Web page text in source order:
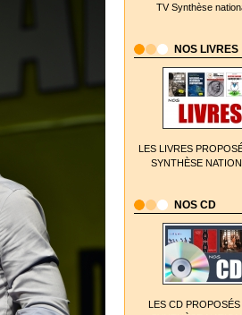
TV Synthèse
NOS LIVRES
LES LIVRES
SYNTHÈSE
NOS CD
LES CD PROPOSÉS